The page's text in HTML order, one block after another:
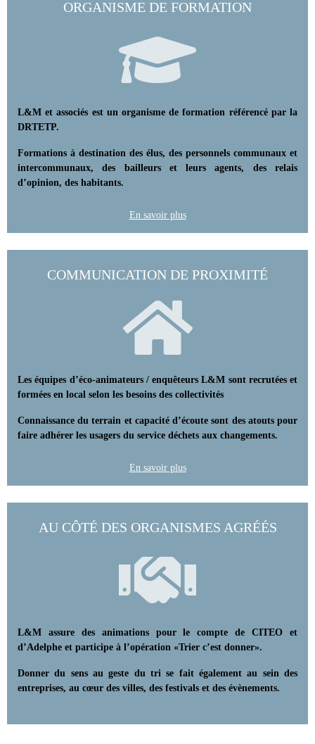
ORGANISME DE FORMATION
L&M et associés est un organisme de formation référencé par la
DRTETP.
Formations à destination des élus, des personnels communaux et
intercommunaux, des bailleurs et leurs agents, des relais
d’opinion, des habitants.
En savoir plus
COMMUNICATION DE PROXIMITÉ
Les équipes d’éco-animateurs / enquêteurs L&M sont recrutées et
formées en local selon les besoins des collectivités
Connaissance du terrain et capacité d’écoute sont des atouts pour
faire adhérer les usagers du service déchets aux changements.
En savoir plus
AU CÔTÉ DES ORGANISMES AGRÉÉS
L&M assure des animations pour le compte de CITEO et
d’Adelphe et participe à l’opération «Trier c’est donner».
Donner du sens au geste du tri se fait également au sein des
entreprises, au cœur des villes, des festivals et des évènements.